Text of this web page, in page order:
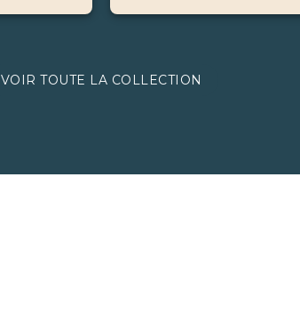
VOIR TOUTE LA COLLECTION